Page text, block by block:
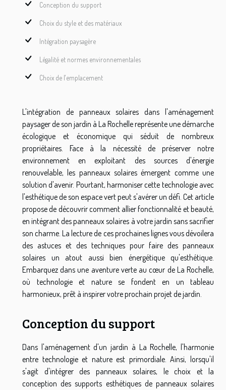
Conception du support
Choix du style et des matériaux
Intégration paysagère
Légalité et normes environnementales
Choix de l'emplacement
L'intégration de panneaux solaires dans l'aménagement
paysager de son jardin à La Rochelle représente une démarche
écologique et économique qui séduit de nombreux
propriétaires. Face à la nécessité de préserver notre
environnement en exploitant des sources d'énergie
renouvelable, les panneaux solaires émergent comme une
solution d'avenir. Pourtant, harmoniser cette technologie avec
l'esthétique de son espace vert peut s'avérer un défi. Cet article
propose de découvrir comment allier fonctionnalité et beauté,
en intégrant des panneaux solaires à votre jardin sans sacrifier
son charme. La lecture de ces prochaines lignes vous dévoilera
des astuces et des techniques pour faire des panneaux
solaires un atout aussi bien énergétique qu'esthétique.
Embarquez dans une aventure verte au cœur de La Rochelle,
où technologie et nature se fondent en un tableau
harmonieux, prêt à inspirer votre prochain projet de jardin.
Conception du support
Dans l'aménagement d'un jardin à La Rochelle, l'harmonie
entre technologie et nature est primordiale. Ainsi, lorsqu'il
s'agit d'intégrer des panneaux solaires, le choix et la
conception des supports esthétiques de panneaux solaires